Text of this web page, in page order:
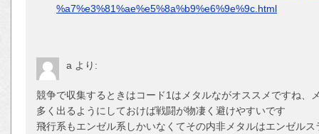
%a7%e3%81%ae%e5%8a%b9%e6%9e%9c.html
a より:
競争で収集するときはコード1はメタルながオススメですね、
多く出るようにしておけば戦闘が物凄く避けやすいです
飛行系もエンゼル系しかいなくてその内非メタルはエンゼルス